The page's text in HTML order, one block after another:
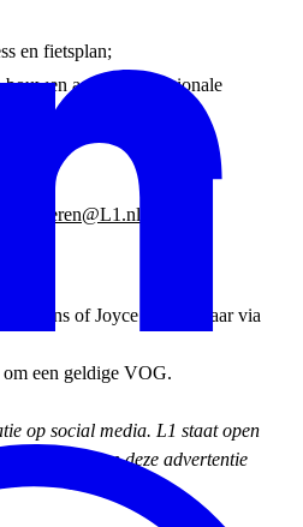
en fietsplan;
aan sterke regionale
solliciteren@L1.nl
of Joyce van de Laar via
een geldige VOG.
op social media. L1 staat open
van deze advertentie